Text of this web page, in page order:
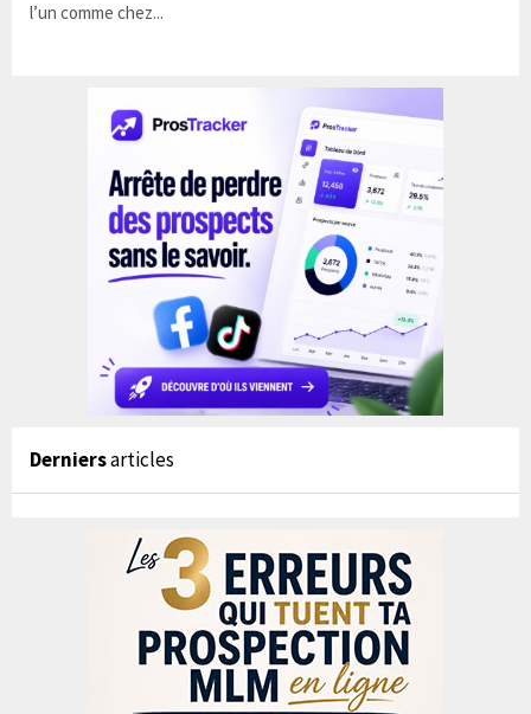
l’un comme chez...
Derniersarticles